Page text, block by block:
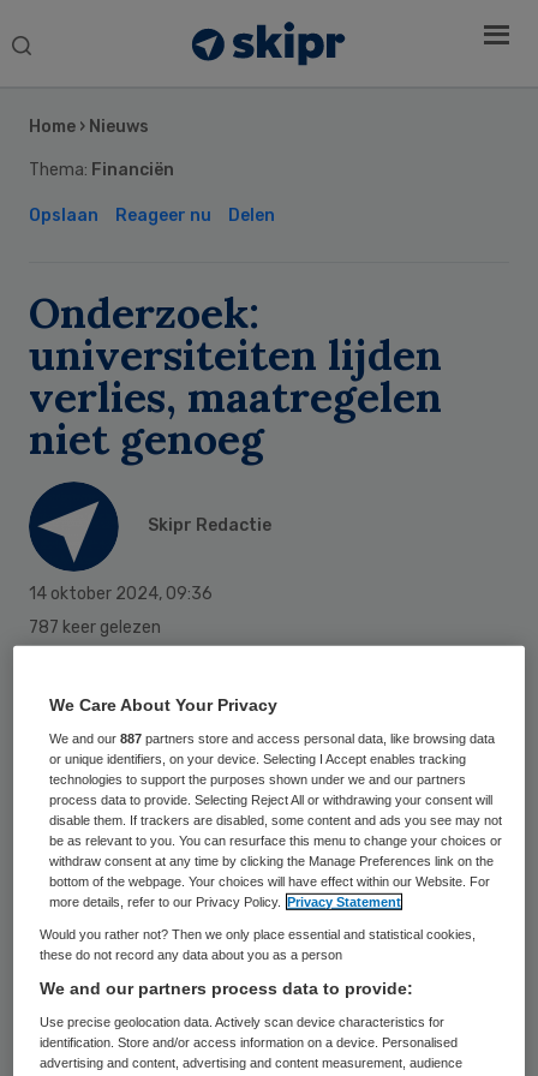
Search
Home › Nieuws
Thema: Financiën
Opslaan Reageer nu Delen
Onderzoek:
universiteiten lijden
verlies, maatregelen
niet genoeg
Skipr Redactie
14 oktober 2024, 09:36
787 keer gelezen
elkaar opgeteld een verlies van ruim 105
miljoen euro geleden. Ze verwachten dit
jaar zelfs meer dan een kwart miljard euro
tekort te komen, dus meer dan twee keer
zoveel. Ook voor 2025 gaan de
universiteiten uit van een verlies, meldt
accountantskantoor EY.
Tien van de veertien onderzochte
universiteiten leden verlies. Dat komt vooral
Sidebar
We Care About Your Privacy
We and our887 partners store and access personal data, like browsing data
or unique identifiers, on your device. Selecting I Accept enables tracking
technologies to support the purposes shown under we and our partners
process data to provide. Selecting Reject All or withdrawing your consent will
disable them. If trackers are disabled, some content and ads you see may not
be as relevant to you. You can resurface this menu to change your choices or
withdraw consent at any time by clicking the Manage Preferences link on the
bottom of the webpage. Your choices will have effect within our Website. For
more details, refer to our Privacy Policy.
Privacy Statement
Would you rather not? Then we only place essential and statistical cookies,
these do not record any data about you as a person
We and our partners process data to provide:
Use precise geolocation data. Actively scan device characteristics for
identification. Store and/or access information on a device. Personalised
advertising and content, advertising and content measurement, audience